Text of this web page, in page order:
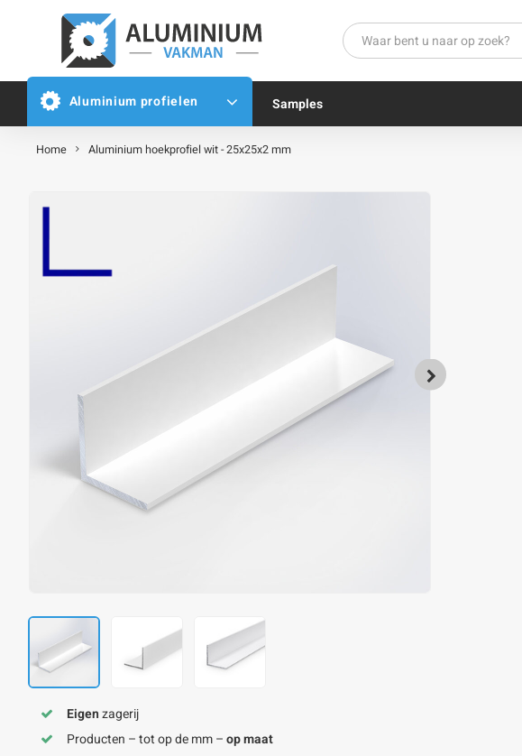
Aluminium profielen Samples
Home Aluminium hoekprofiel wit - 25x25x2 mm
Eigenzagerij
Producten – tot op de mm –op maat